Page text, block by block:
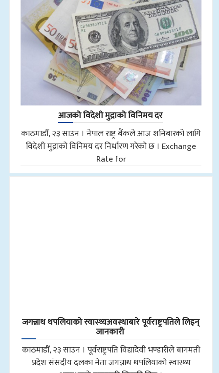
आजको विदेशी मुद्राको विनिमय दर
काठमाडौँ, २३ साउन । नेपाल राष्ट्र बैंकले आज शनिबारको लागि
विदेशी मुद्राको विनिमय दर निर्धारण गरेको छ । Exchange
Rate for
जगन्नाथ थपलियाको स्वास्थ्यअवस्थाबारे पूर्वराष्ट्रपतिले लिइन्
जानकारी
काठमाडौँ, २३ साउन । पूर्वराष्ट्रपति विद्यादेवी भण्डारीले बागमती
प्रदेश संसदीय दलका नेता जगन्नाथ थपलियाको स्वास्थ्य